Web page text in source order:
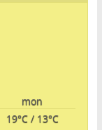
mon
19°C/ 13°C